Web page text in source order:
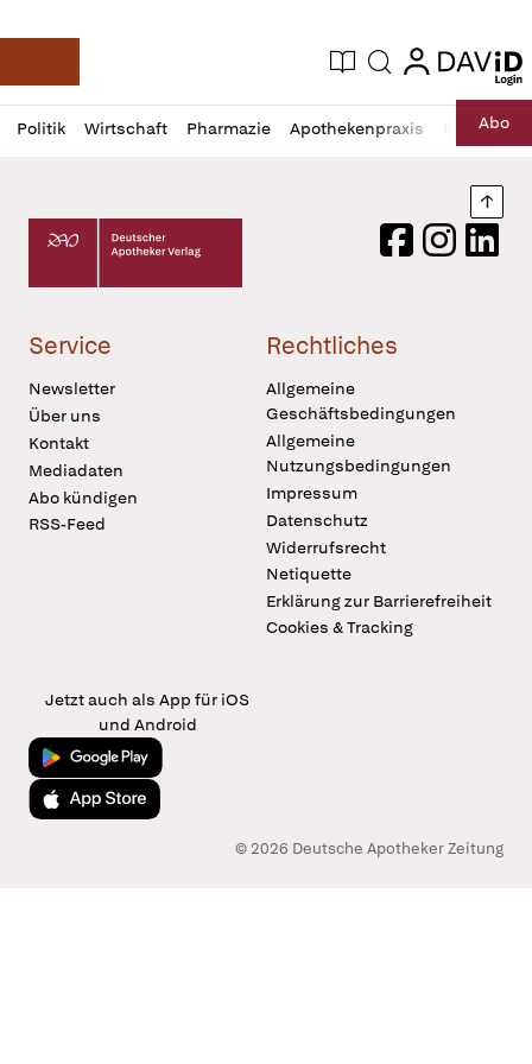
Deutsche Apotheker Zeitung
Aktuelle Ausgabe
Suche login
login
Politik Wirtschaft Pharmazie Apothekenpraxis RechtAbo
Profil
öffnen
Daz
Pur
Deutscher Apotheker Verlag Logo
FacebookInstagram
Service
Newsletter
Über uns
Kontakt
Mediadaten
Abo kündigen
RSS-Feed
Rechtliches
Allgemeine
Geschäftsbedingungen
Allgemeine
Nutzungsbedingungen
Impressum
Datenschutz
Widerrufsrecht
Netiquette
Erklärung zur Barrierefreiheit
Cookies & Tracking
Jetzt auch als App für iOS
und Android
Jetzt bei Google Play
Laden im App Store
© 2026 Deutsche Apotheker Zeitung